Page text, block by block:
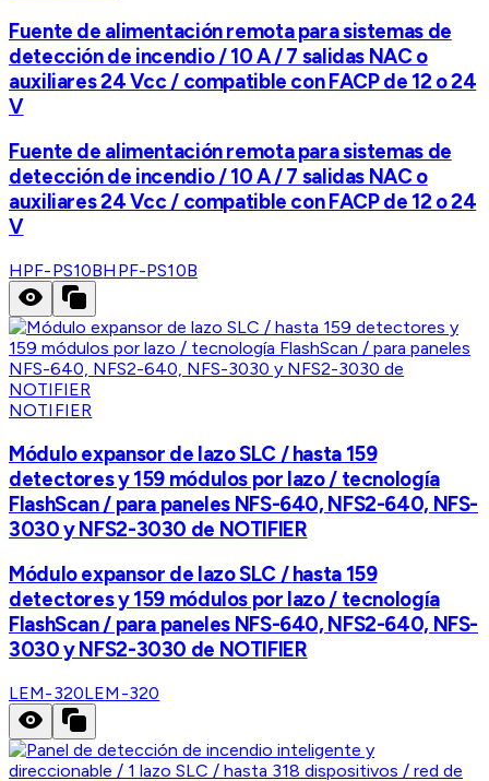
Fuente de alimentación remota para sistemas de
detección de incendio / 10 A / 7 salidas NAC o
auxiliares 24 Vcc / compatible con FACP de 12 o 24
V
Fuente de alimentación remota para sistemas de
detección de incendio / 10 A / 7 salidas NAC o
auxiliares 24 Vcc / compatible con FACP de 12 o 24
V
HPF-PS10BHPF-PS10B
NOTIFIER
Módulo expansor de lazo SLC / hasta 159
detectores y 159 módulos por lazo / tecnología
FlashScan / para paneles NFS-640, NFS2-640, NFS-
3030 y NFS2-3030 de NOTIFIER
Módulo expansor de lazo SLC / hasta 159
detectores y 159 módulos por lazo / tecnología
FlashScan / para paneles NFS-640, NFS2-640, NFS-
3030 y NFS2-3030 de NOTIFIER
LEM-320LEM-320